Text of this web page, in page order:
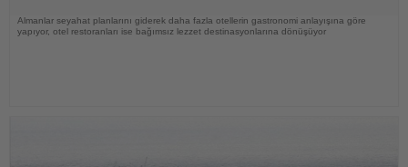
Almanlar seyahat planlarını giderek daha fazla otellerin gastronomi anlayışına göre
yapıyor, otel restoranları ise bağımsız lezzet destinasyonlarına dönüşüyor